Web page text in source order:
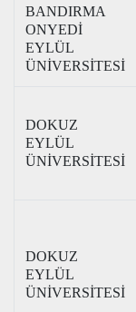
BANDIRMA
ONYEDİ
EYLÜL
ÜNİVERSİTESİ
DOKUZ
EYLÜL
ÜNİVERSİTESİ
DOKUZ
EYLÜL
ÜNİVERSİTESİ